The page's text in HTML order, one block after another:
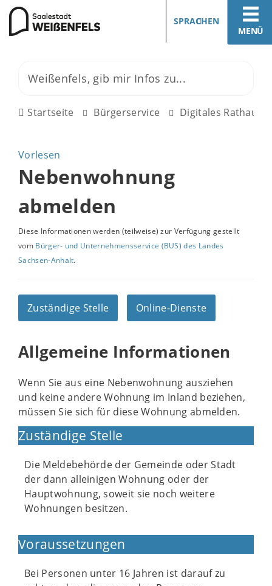
MENÜ
SPRACHEN
Startseite Bürgerservice Digitales Rathaus
Vorlesen
Nebenwohnung
abmelden
Diese Informationen werden (teilweise) zur Verfügung gestellt
vom Bürger- und Unternehmensservice (BUS) des Landes
Sachsen-Anhalt.
Zuständige Stelle Online-Dienste
Allgemeine Informationen
Wenn Sie aus eine Nebenwohnung ausziehen
und keine andere Wohnung im Inland beziehen,
müssen Sie sich für diese Wohnung abmelden.
Zuständige Stelle
Die Meldebehörde der Gemeinde oder Stadt
der dann alleinigen Wohnung oder der
Hauptwohnung, soweit sie noch weitere
Wohnungen besitzen.
Voraussetzungen
Bei Personen unter 16 Jahren ist darauf zu